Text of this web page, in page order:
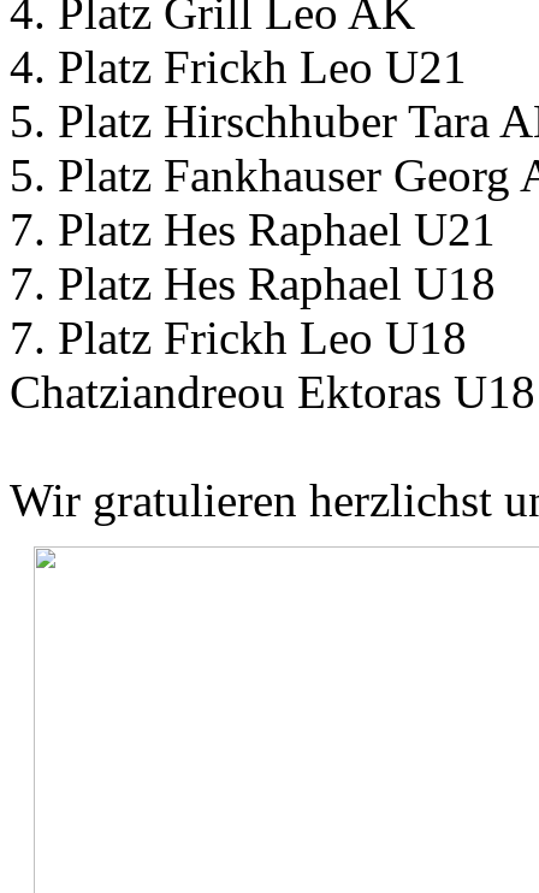
4. Platz Grill Leo AK
4. Platz Frickh Leo U21
5. Platz Hirschhuber Tara
5. Platz Fankhauser Georg
7. Platz Hes Raphael U21
7. Platz Hes Raphael U18
7. Platz Frickh Leo U18
Chatziandreou Ektoras
Wir gratulieren herzlichst